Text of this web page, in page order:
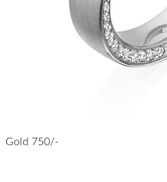
Gold 750/-